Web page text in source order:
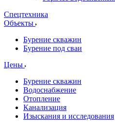
Спецтехника
Объекты
Бурение скважин
Бурение под сваи
Цены
Бурение скважин
Водоснабжение
Отопление
Канализация
Изыскания и исследования